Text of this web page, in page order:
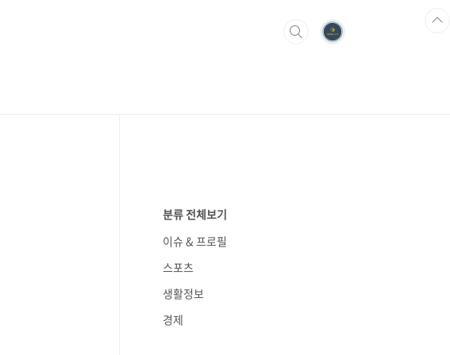
분류 전체보기
이슈 & 프로필
스포츠
생활정보
경제